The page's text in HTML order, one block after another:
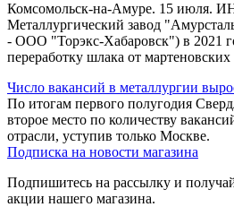
Комсомольск-на-Амуре. 15 июля.
Металлургический завод
- ООО "Торэкс-Хабаровск") в 2021
переработку шлака от мартеновских
Число вакансий в металлургии
По итогам первого полугодия
второе место по количеству
отрасли, уступив только Москве.
Подписка на новости магазина
Подпишитесь на рассылку и
акции нашего магазина.